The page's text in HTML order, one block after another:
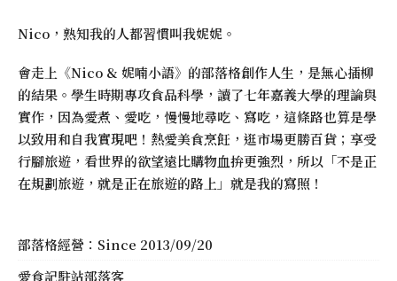
Nico，熟知我的人都習慣叫我妮妮。
會走上《Nico & 妮喃小語》的部落格創作人生，是無心插柳
的結果。學生時期專攻食品科學，讀了七年嘉義大學的理論與
實作，因為愛煮、愛吃，慢慢地尋吃、寫吃，這條路也算是學
以致用和自我實現吧！熱愛美食烹飪，逛市場更勝百貨；享受
行腳旅遊，看世界的欲望遠比購物血拚更強烈，所以「不是正
在規劃旅遊，就是正在旅遊的路上」就是我的寫照！
部落格經營：Since 2013/09/20
愛食記駐站部落客